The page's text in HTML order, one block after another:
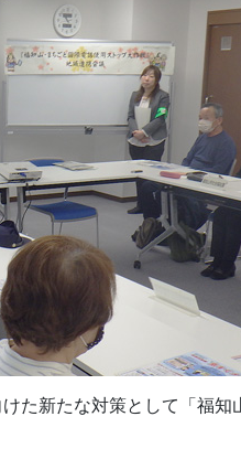
た新たな対策として「福知